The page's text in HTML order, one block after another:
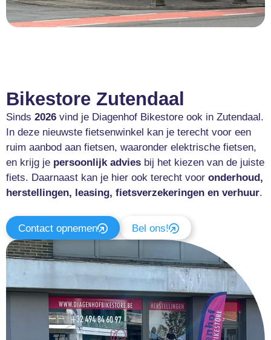
Bikestore Zutendaal
Sinds 2026 vind je Diagenhof Bikestore ook in Zutendaal.
In deze nieuwste fietsenwinkel kan je terecht voor een
ruim aanbod aan fietsen, waaronder elektrische fietsen,
en krijg je persoonlijk advies bij het kiezen van de juiste
fiets. Daarnaast kan je hier ook terecht voor onderhoud,
herstellingen, leasing, fietsverzekeringen en verhuur.
Contact opnemen Bel ons!